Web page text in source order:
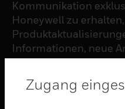
Kommunikation
Honeywell zu erhalten,
Informationen, neue
und Neuigkeiten,
Zugang